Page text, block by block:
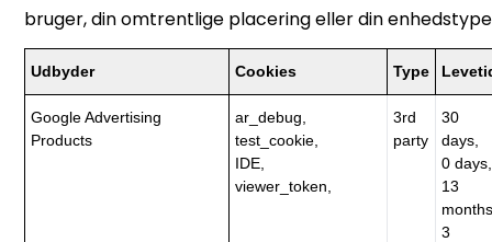
bruger, din omtrentlige placering eller din
Udbyder Cookies Type
Google Advertising
Products
ar_debug,
test_cookie,
IDE,
viewer_token,
3rd
party
30
days,
0 days,
13
3